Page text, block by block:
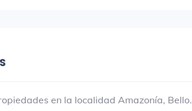
en la localidad Amazonía, Bello.